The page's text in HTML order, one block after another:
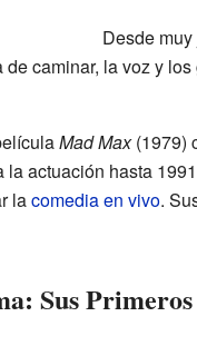
Desde
caminar, la voz y
Mad Max(1979)
actuación hasta
lacomedia en vivo.
Sus